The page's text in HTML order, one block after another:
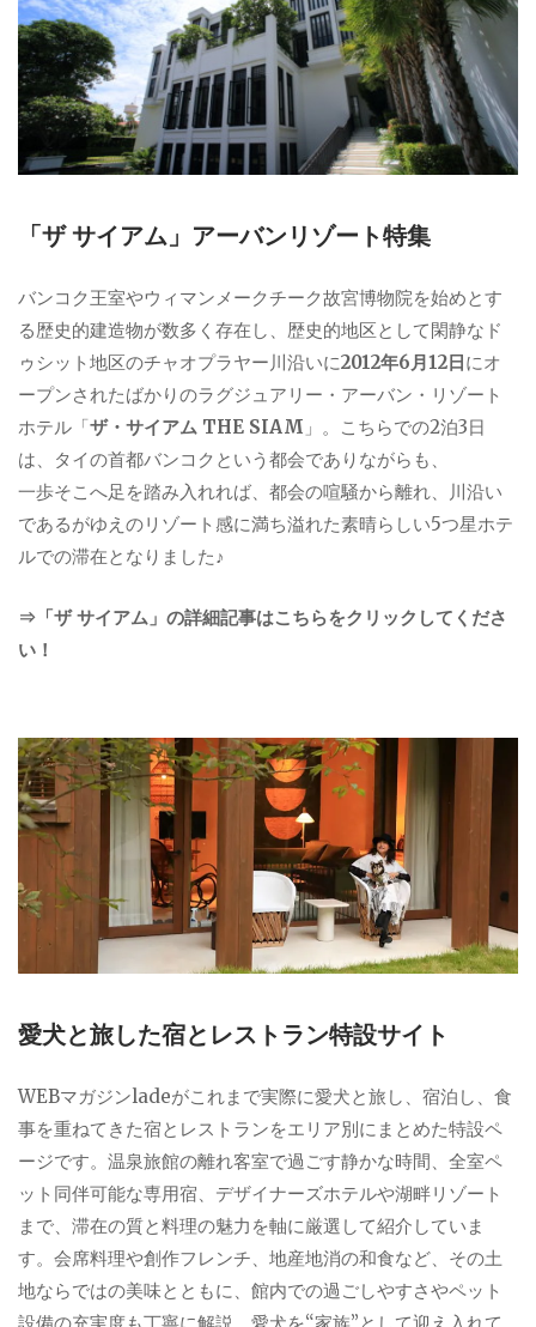
「ザ サイアム」アーバンリゾート特集
バンコク王室やウィマンメークチーク故宮博物院を始めとす
る歴史的建造物が数多く存在し、歴史的地区として閑静なド
ゥシット地区のチャオプラヤー川沿いに2012年6月12日 にオ
ープンされたばかりのラグジュアリー・アーバン・リゾート
ホテル「ザ・サイアム THE SIAM 」。こちらでの2泊3日
は、タイの首都バンコクという都会でありながらも、
一歩そこへ足を踏み入れれば、都会の喧騒から離れ、川沿い
であるがゆえのリゾート感に満ち溢れた素晴らしい5つ星ホテ
ルでの滞在となりました♪
⇒「ザ サイアム」の詳細記事はこちらをクリックしてくださ
い！
愛犬と旅した宿とレストラン特設サイト
WEBマガジンladeがこれまで実際に愛犬と旅し、宿泊し、食
事を重ねてきた宿とレストランをエリア別にまとめた特設ペ
ージです。温泉旅館の離れ客室で過ごす静かな時間、全室ペ
ット同伴可能な専用宿、デザイナーズホテルや湖畔リゾート
まで、滞在の質と料理の魅力を軸に厳選して紹介していま
す。会席料理や創作フレンチ、地産地消の和食など、その土
地ならではの美味とともに、館内での過ごしやすさやペット